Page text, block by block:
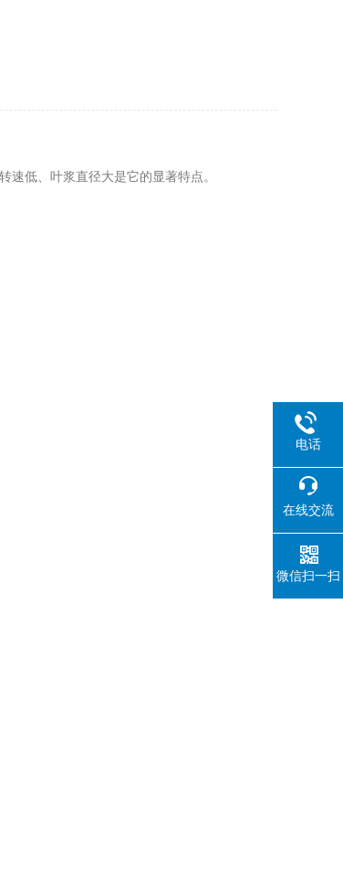
低、叶浆直径大是它的显著特点。
电话
在线交流
微信扫一扫